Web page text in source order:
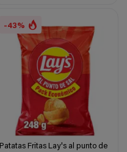
-43%
Patatas Fritas Lay's al punto de